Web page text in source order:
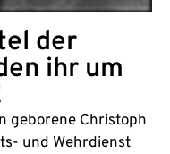
der
ihr um
geborene Christoph
und Wehrdienst